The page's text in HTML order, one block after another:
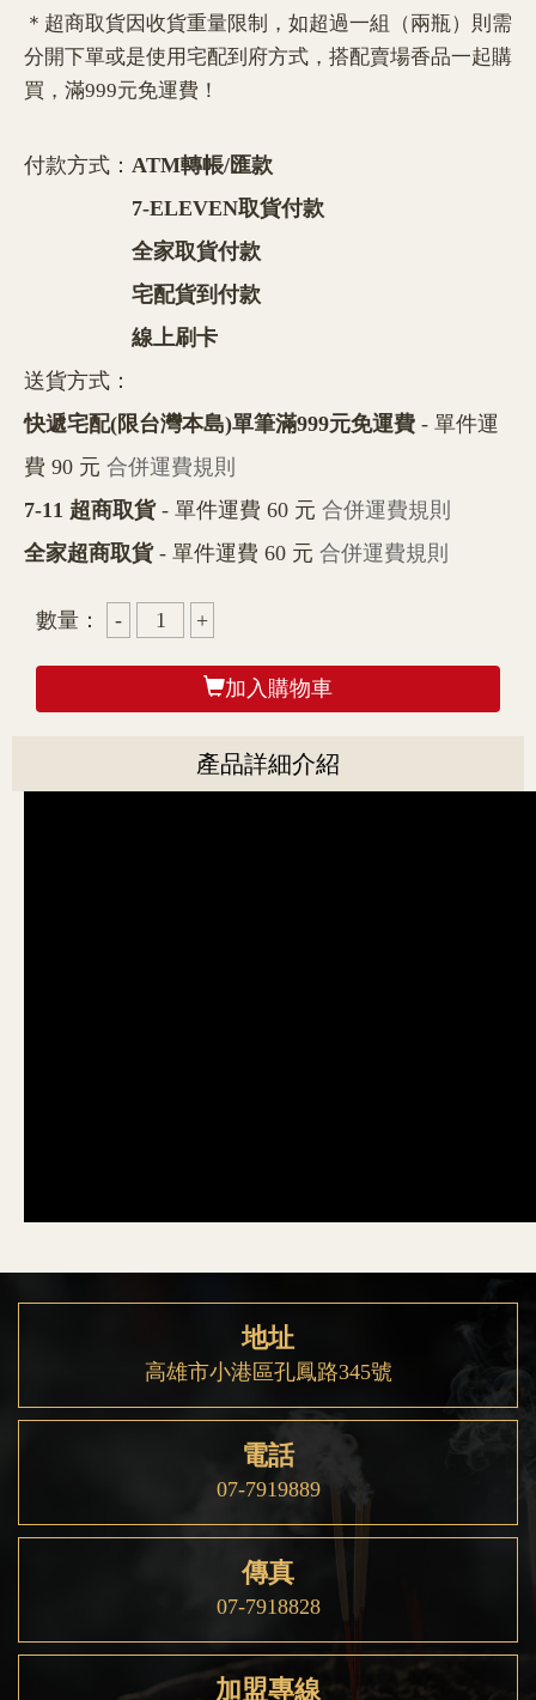
＊超商取貨因收貨重量限制，如超過一組（兩瓶）則需
分開下單或是使用宅配到府方式，搭配賣場香品一起購
買，滿999元免運費！
付款方式： ATM轉帳/匯款
7-ELEVEN取貨付款
全家取貨付款
宅配貨到付款
線上刷卡
送貨方式：
快遞宅配(限台灣本島)單筆滿999元免運費 - 單件運
費 90 元 合併運費規則
7-11 超商取貨- 單件運費 60 元 合併運費規則
全家超商取貨- 單件運費 60 元 合併運費規則
數量：
加入購物車
產品詳細介紹
地址
高雄市小港區孔鳳路345號
電話
07-7919889
傳真
07-7918828
加盟專線